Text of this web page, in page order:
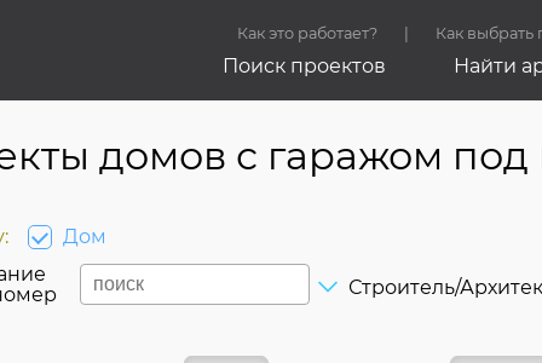
Как это работает? Как выбрать
Поиск проектов Найти
домов с гаражом под
Дом
Строитель/